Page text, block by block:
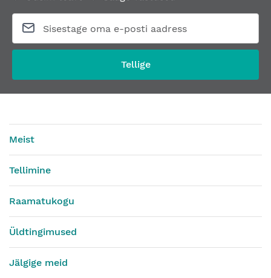
Tellige
Meist
Tellimine
Raamatukogu
Üldtingimused
Jälgige meid